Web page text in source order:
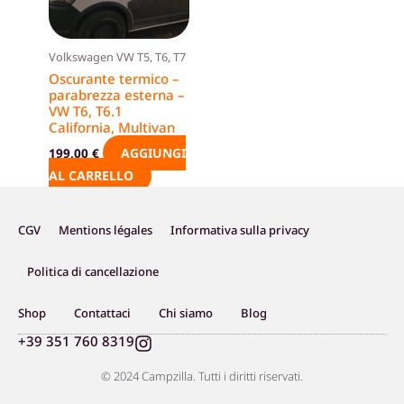
Volkswagen VW T5, T6, T7
Oscurante termico –
parabrezza esterna –
VW T6, T6.1
California, Multivan
199,00€
AGGIUNGI
AL CARRELLO
CGV Mentions légales Informativa sulla privacy
Politica di cancellazione
Shop Contattaci Chi siamo Blog
© 2024 Campzilla. Tutti i diritti riservati.
+39 351 760 8319 I
s